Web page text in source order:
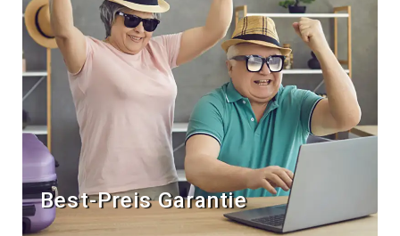
Best-Preis Garantie